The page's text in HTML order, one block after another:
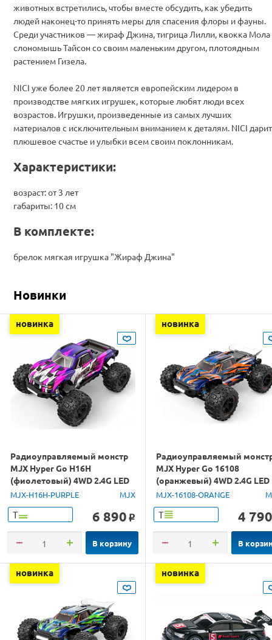
животных встретились, чтобы вместе обсудить, как убедить
людей наконец-то принять меры для спасения флоры и фауны.
Среди участников — жираф Джина, тигрица Лилли, квокка Мола
слономышь Тайсон со своим маленьким другом, плотоядным
растением Гизела.
NICI уже более 20 лет является европейским лидером в
производстве мягких игрушек, которые любят люди всех
возрастов. Игрушки, произведенные из самых лучших
материалов с исключительным вниманием к деталям. NICI дарит
плюшевое счастье и улыбки всем своим поклонникам.
Характеристики:
возраст: от 3 лет
габариты: 10 см
В комплекте:
брелок мягкая игрушка "Жираф Джина"
Новинки
новинка
Радиоуправляемый монстр
MJX Hyper Go H16H
(фиолетовый) 4WD 2.4G LED
GPS 1/16 RTR
MJX-H16H-PURPLE MJX
Т 6 890 o
В корзину
новинка
Радиоуправляемый
MJX Hyper Go 16108
(оранжевый) 4WD 2.4G LED
1/16 RTR
MJX-16108-ORANGE
Т 4 790
В
новинка новинка